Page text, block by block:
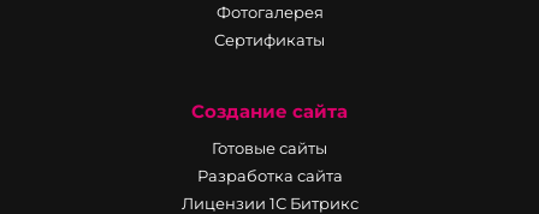
Фотогалерея
Сертификаты
Создание сайта
Готовые сайты
Разработка сайта
Лицензии 1С Битрикс